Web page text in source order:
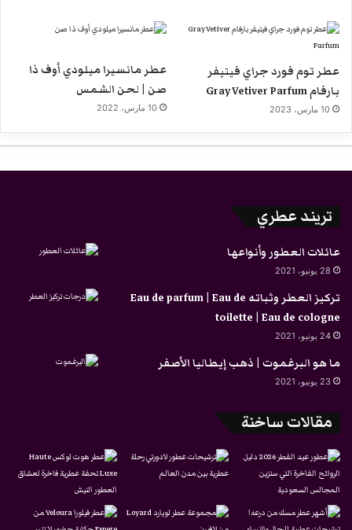
عطر توم فورد جراي فيتيفر
بارفام Gray Vetiver Parfum
10 مارس، 2023
عطر مانسيرا ميلودي أوف ذا
صن | لحن الشمس
10 مارس، 2022
تريند عطري
عائلات العطور وأنواعها
28 يونيو، 2021
تركيز العطر وثباته Eau de parfum | Eau de
toilette | Eau de cologne
24 يونيو، 2021
ما هو البرغموت | ذهب إيطاليا الأصفر
23 يونيو، 2021
مقالات ساخنة